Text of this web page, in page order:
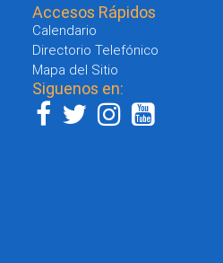
Accesos Rápidos
Calendario
Directorio Telefónico
Mapa del Sitio
Siguenos en: